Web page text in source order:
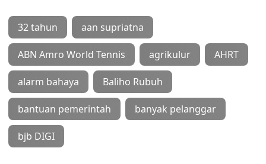
32 tahun aan supriatna
ABN Amro World Tennis agrikulur AHRT
alarm bahaya Baliho Rubuh
bantuan pemerintah banyak pelanggar
bjb DIGI